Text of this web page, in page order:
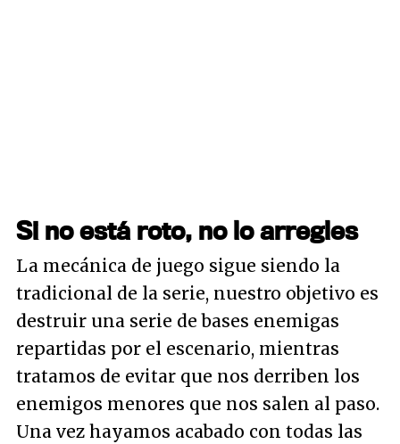
Si no está roto, no lo arregles
La mecánica de juego sigue siendo la
tradicional de la serie, nuestro objetivo es
destruir una serie de bases enemigas
repartidas por el escenario, mientras
tratamos de evitar que nos derriben los
enemigos menores que nos salen al paso.
Una vez hayamos acabado con todas las